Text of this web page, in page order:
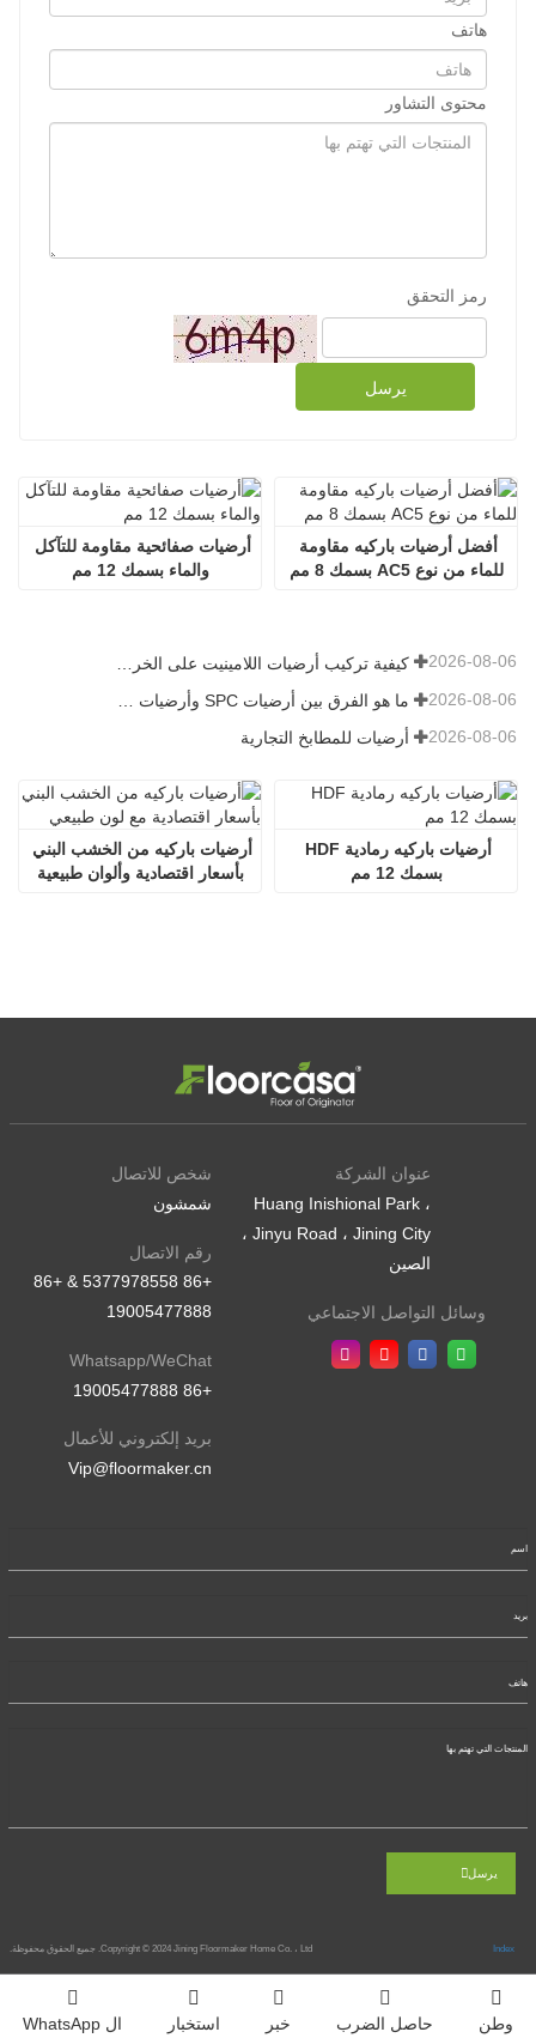
هاتف
محتوى التشاور
رمز التحقق
يرسل
والماء بسمك 12 مم
للماء من نوع AC5 بسمك 8 مم
2026-08-06
2026-08-06
أرضيات للمطابخ التجارية 2026-08-06
بأسعار اقتصادية وألوان طبيعية
بسمك 12 مم
شخص للاتصال
شمشون
رقم الاتصال
+86 5377978558 & +86
19005477888
Whatsapp/WeChat
+86 19005477888
بريد إلكتروني للأعمال
Vip@floormaker.cn
عنوان الشركة
Huang Inishional Park ،
Jinyu Road ، Jining City ،
الصين
وسائل التواصل الاجتماعي
يرسل
Copyright © 2024 Jining Floormaker Home Co. ، Ltd. جميع الحقوق محفوظة. Index
وطن حاصل الضرب خبر استخبار ال WhatsApp